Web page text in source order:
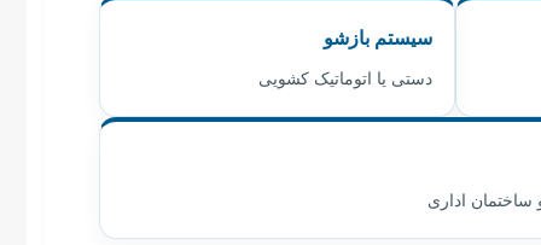
سیستم بازشو
دستی یا اتوماتیک کشویی
ساختمان اداری